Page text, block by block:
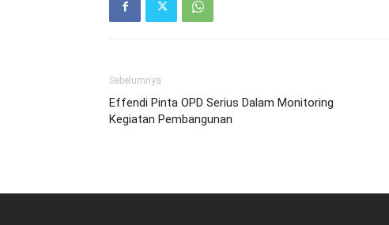
Sebelumnya
Effendi Pinta OPD Serius Dalam Monitoring
Kegiatan Pembangunan